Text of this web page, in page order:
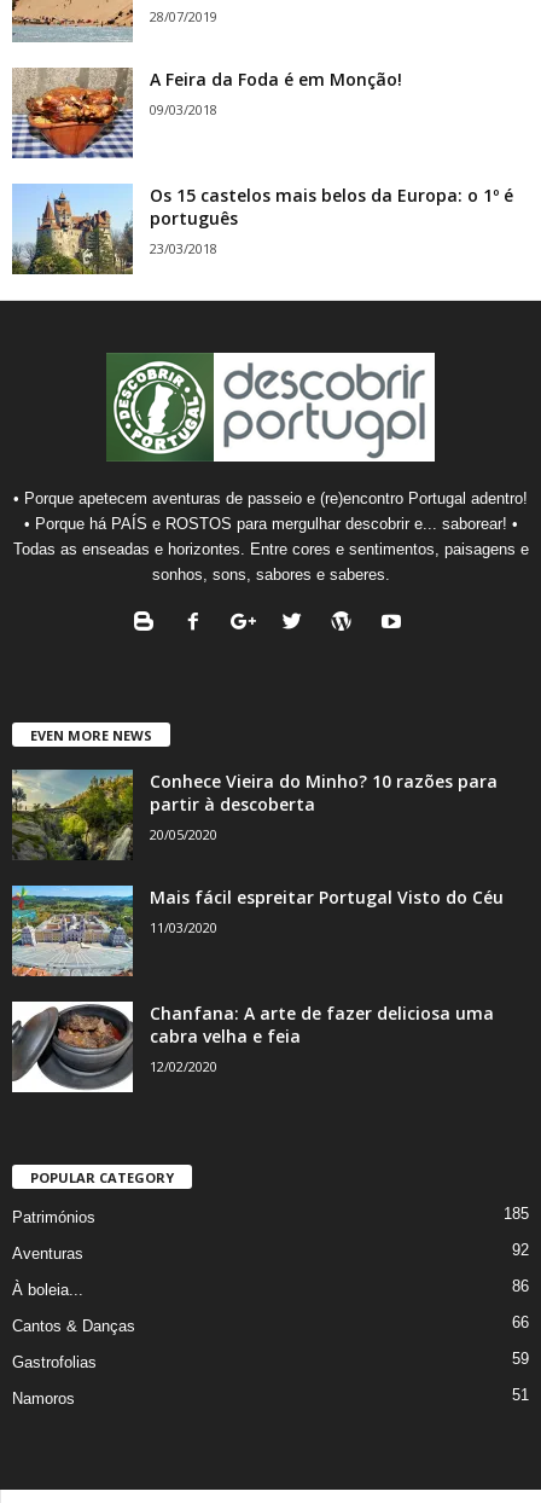
28/07/2019
A Feira da Foda é em Monção!
09/03/2018
Os 15 castelos mais belos da Europa: o 1º é
português
23/03/2018
• Porque apetecem aventuras de passeio e (re)encontro Portugal adentro!
• Porque há PAÍS e ROSTOS para mergulhar descobrir e... saborear! •
Todas as enseadas e horizontes. Entre cores e sentimentos, paisagens e
sonhos, sons, sabores e saberes.
EVEN MORE NEWS
Conhece Vieira do Minho? 10 razões para
partir à descoberta
20/05/2020
Mais fácil espreitar Portugal Visto do Céu
11/03/2020
Chanfana: A arte de fazer deliciosa uma
cabra velha e feia
12/02/2020
POPULAR CATEGORY
Patrimónios 185
Aventuras 92
À boleia... 86
Cantos & Danças 66
Gastrofolias 59
Namoros 51